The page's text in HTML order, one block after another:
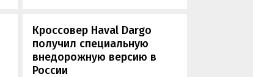
Кроссовер Haval Dargo
получил специальную
внедорожную версию в
России